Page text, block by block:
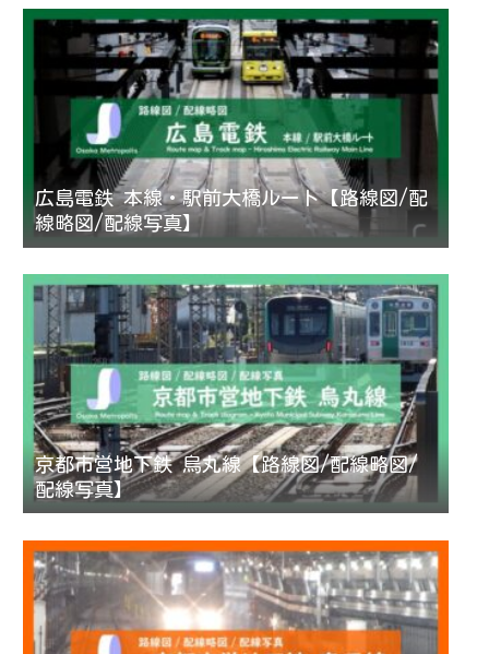
広島電鉄 本線・駅前大橋ルート【路線図/配
線略図/配線写真】
京都市営地下鉄 烏丸線【路線図/配線略図/
配線写真】